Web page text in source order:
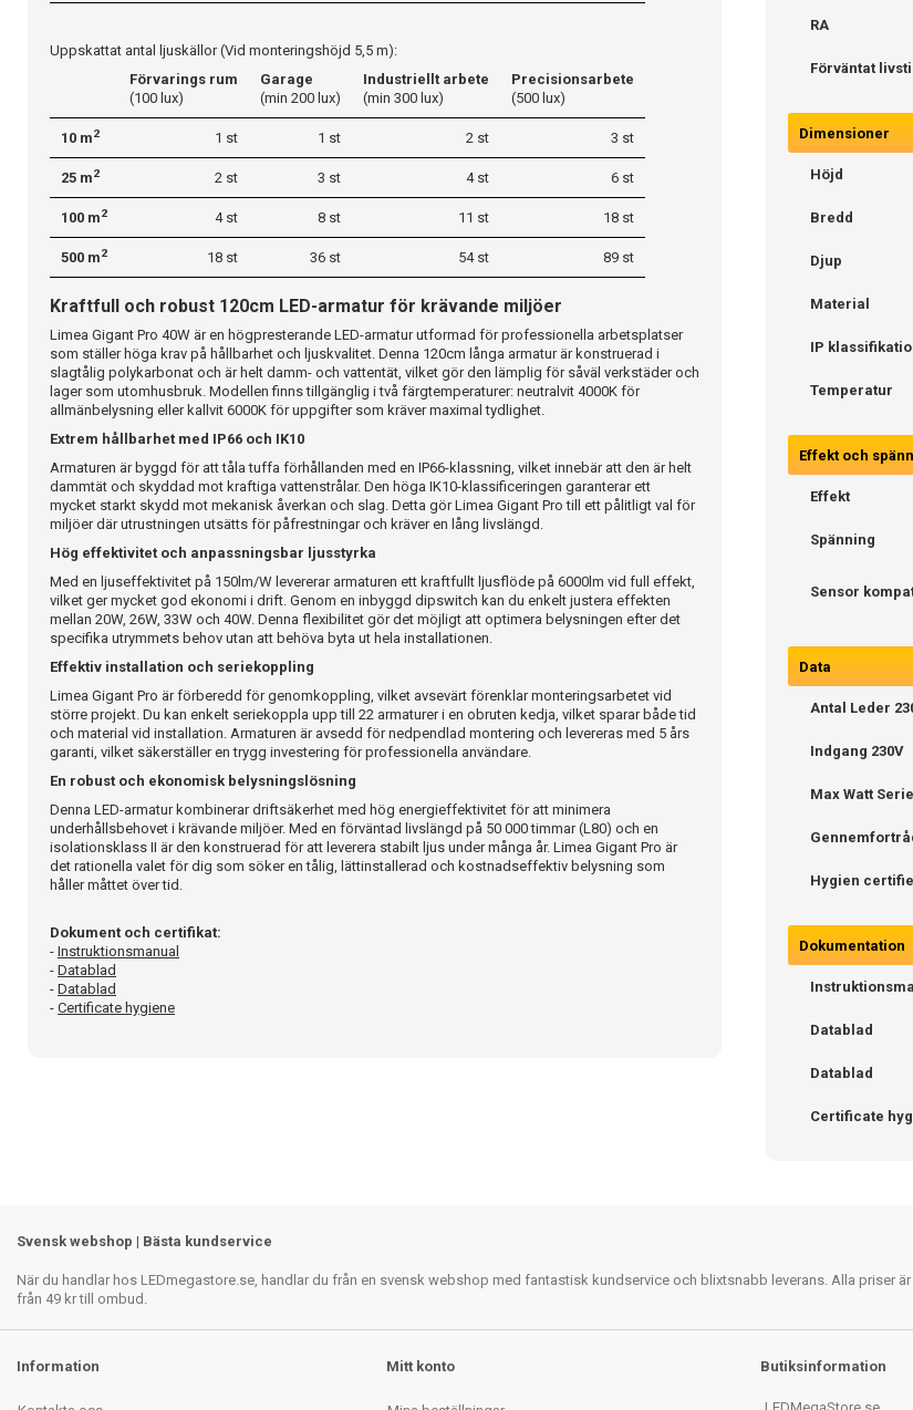
Uppskattat antal ljuskällor (Vid monteringshöjd 5,5 m):
Förvarings rum
(100 lux)
Garage
(min 200 lux)
Industriellt arbete
(min 300 lux)
Precisionsarbete
(500 lux)
10 m2 1 st 1 st 2 st 3 st
25 m2 2 st 3 st 4 st 6 st
100 m2 4 st 8 st 11 st 18 st
500 m2 18 st 36 st 54 st 89 st
Kraftfull och robust 120cm LED-armatur för krävande miljöer
Limea Gigant Pro 40W är en högpresterande LED-armatur utformad för professionella arbetsplatser
som ställer höga krav på hållbarhet och ljuskvalitet. Denna 120cm långa armatur är konstruerad i
slagtålig polykarbonat och är helt damm- och vattentät, vilket gör den lämplig för såväl verkstäder och
lager som utomhusbruk. Modellen finns tillgänglig i två färgtemperaturer: neutralvit 4000K för
allmänbelysning eller kallvit 6000K för uppgifter som kräver maximal tydlighet.
Extrem hållbarhet med IP66 och IK10
Armaturen är byggd för att tåla tuffa förhållanden med en IP66-klassning, vilket innebär att den är helt
dammtät och skyddad mot kraftiga vattenstrålar. Den höga IK10-klassificeringen garanterar ett
mycket starkt skydd mot mekanisk åverkan och slag. Detta gör Limea Gigant Pro till ett pålitligt val för
miljöer där utrustningen utsätts för påfrestningar och kräver en lång livslängd.
Hög effektivitet och anpassningsbar ljusstyrka
Med en ljuseffektivitet på 150lm/W levererar armaturen ett kraftfullt ljusflöde på 6000lm vid full effekt,
vilket ger mycket god ekonomi i drift. Genom en inbyggd dipswitch kan du enkelt justera effekten
mellan 20W, 26W, 33W och 40W. Denna flexibilitet gör det möjligt att optimera belysningen efter det
specifika utrymmets behov utan att behöva byta ut hela installationen.
Effektiv installation och seriekoppling
Limea Gigant Pro är förberedd för genomkoppling, vilket avsevärt förenklar monteringsarbetet vid
större projekt. Du kan enkelt seriekoppla upp till 22 armaturer i en obruten kedja, vilket sparar både tid
och material vid installation. Armaturen är avsedd för nedpendlad montering och levereras med 5 års
garanti, vilket säkerställer en trygg investering för professionella användare.
En robust och ekonomisk belysningslösning
Denna LED-armatur kombinerar driftsäkerhet med hög energieffektivitet för att minimera
underhållsbehovet i krävande miljöer. Med en förväntad livslängd på 50 000 timmar (L80) och en
isolationsklass II är den konstruerad för att leverera stabilt ljus under många år. Limea Gigant Pro är
det rationella valet för dig som söker en tålig, lättinstallerad och kostnadseffektiv belysning som
håller måttet över tid.
Dokument och certifikat:
- Instruktionsmanual
- Datablad
- Datablad
- Certificate hygiene
RA
Förväntat
Dimensioner
Höjd
Bredd
Djup
Material
IP
Temperatur
Effekt och
Effekt
Spänning
Sensor
Data
Antal Leder
Indgang 230V
Max Watt
Hygien
Dokumentation
Datablad
Datablad
Certificate
Svensk webshop | Bästa kundservice
När du handlar hos LEDmegastore.se, handlar du från en svensk webshop med fantastisk kundservice och blixtsnabb leverans. Alla
från 49 kr till ombud.
Information Mitt konto Butiksinformation